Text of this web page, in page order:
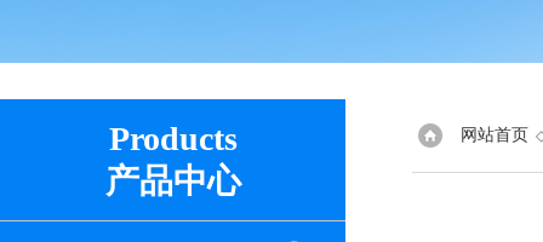
Products
产品中心
网站首页